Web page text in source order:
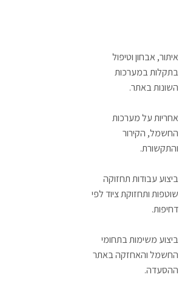
איתור, אבחון וטיפול
בתקלות במערכות
השונות באתר.
אחריות על מערכות
החשמל, הקירור
והתקשורת.
ביצוע עבודות תחזוקה
שוטפות ותחזוקת ציוד לפי
דחיפות.
ביצוע משימות בתחומי
החשמל והאחזקה באתר
ההסעדה.